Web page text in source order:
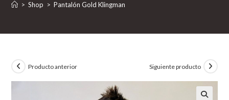
> Shop > Pantalón Gold Klingman
Producto anterior Siguiente producto